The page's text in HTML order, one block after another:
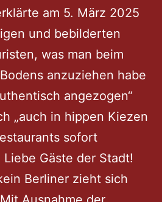
am 5. März 2025
und bebilderten
was man beim
anzuziehen habe
angezogen“
„auch in hippen Kiezen
sofort
Liebe Gäste der Stadt!
Berliner zieht sich